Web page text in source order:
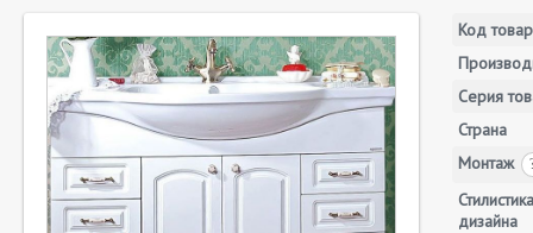
Код
Серия
Страна
Монтаж
Стилистика
дизайна